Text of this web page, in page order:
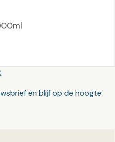
en blijf op de hoogte